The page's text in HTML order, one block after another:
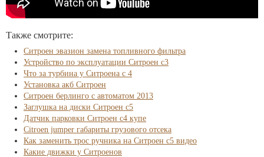
Также смотрите:
Ситроен эвазион замена топливного фильтра
Устройство по эксплуатации Ситроен с3
Что за турбина у Ситроена с 4
Установка акб Ситроен
Ситроен берлинго с автоматом 2013
Заглушка на диски Ситроен с5
Датчик парковки Ситроен с4 купе
Citroen jumper габариты грузового отсека
Как заменить трос ручника на Ситроен с5 видео
Какие движки у Ситроенов